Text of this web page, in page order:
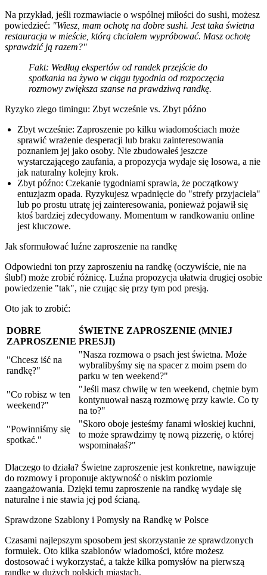
Na przykład, jeśli rozmawiacie o wspólnej miłości do sushi, możesz
powiedzieć: "Wiesz, mam ochotę na dobre sushi. Jest taka świetna
restauracja w mieście, którą chciałem wypróbować. Masz ochotę
sprawdzić ją razem?"
Fakt: Według ekspertów od randek przejście do
spotkania na żywo w ciągu tygodnia od rozpoczęcia
rozmowy zwiększa szanse na prawdziwą randkę.
Ryzyko złego timingu: Zbyt wcześnie vs. Zbyt późno
Zbyt wcześnie: Zaproszenie po kilku wiadomościach może
sprawić wrażenie desperacji lub braku zainteresowania
poznaniem jej jako osoby. Nie zbudowałeś jeszcze
wystarczającego zaufania, a propozycja wydaje się losowa, a nie
jak naturalny kolejny krok.
Zbyt późno: Czekanie tygodniami sprawia, że początkowy
entuzjazm opada. Ryzykujesz wpadnięcie do "strefy przyjaciela"
lub po prostu utratę jej zainteresowania, ponieważ pojawił się
ktoś bardziej zdecydowany. Momentum w randkowaniu online
jest kluczowe.
Jak sformułować luźne zaproszenie na randkę
Odpowiedni ton przy zaproszeniu na randkę (oczywiście, nie na
ślub!) może zrobić różnicę. Luźna propozycja ułatwia drugiej osobie
powiedzenie "tak", nie czując się przy tym pod presją.
Oto jak to zrobić:
DOBRE
ZAPROSZENIE
ŚWIETNE ZAPROSZENIE (MNIEJ
PRESJI)
"Chcesz iść na
randkę?"
"Nasza rozmowa o psach jest świetna. Może
wybralibyśmy się na spacer z moim psem do
parku w ten weekend?"
"Co robisz w ten
weekend?"
"Jeśli masz chwilę w ten weekend, chętnie bym
kontynuował naszą rozmowę przy kawie. Co ty
na to?"
"Powinniśmy się
spotkać."
"Skoro oboje jesteśmy fanami włoskiej kuchni,
to może sprawdzimy tę nową pizzerię, o której
wspominałaś?"
Dlaczego to działa? Świetne zaproszenie jest konkretne, nawiązuje
do rozmowy i proponuje aktywność o niskim poziomie
zaangażowania. Dzięki temu zaproszenie na randkę wydaje się
naturalne i nie stawia jej pod ścianą.
Sprawdzone Szablony i Pomysły na Randkę w Polsce
Czasami najlepszym sposobem jest skorzystanie ze sprawdzonych
formułek. Oto kilka szablonów wiadomości, które możesz
dostosować i wykorzystać, a także kilka pomysłów na pierwszą
randkę w dużych polskich miastach.